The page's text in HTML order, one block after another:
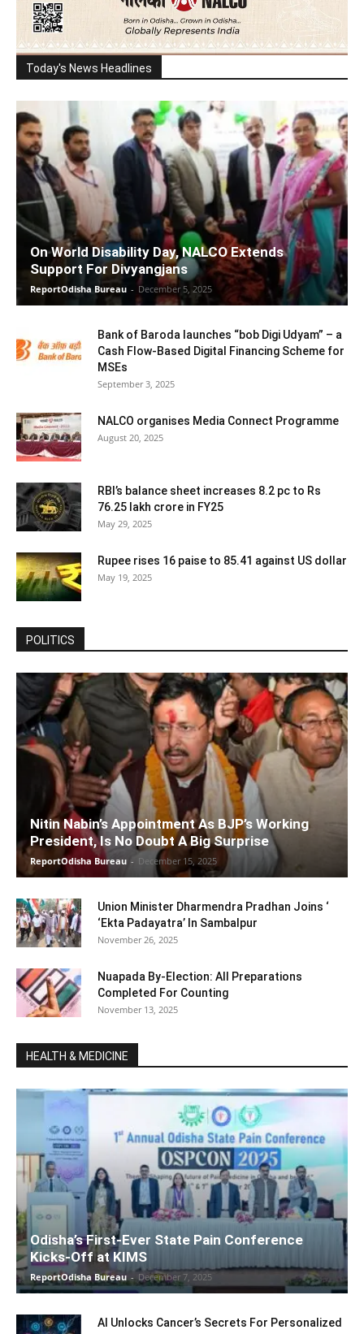
Today's News Headlines
On World Disability Day, NALCO Extends
Support For Divyangjans
ReportOdisha Bureau - December 5, 2025
Bank of Baroda launches “bob Digi Udyam” – a
Cash Flow-Based Digital Financing Scheme for
MSEs
September 3, 2025
NALCO organises Media Connect Programme
August 20, 2025
RBI’s balance sheet increases 8.2 pc to Rs
76.25 lakh crore in FY25
May 29, 2025
Rupee rises 16 paise to 85.41 against US dollar
May 19, 2025
POLITICS
Nitin Nabin’s Appointment As BJP’s Working
President, Is No Doubt A Big Surprise
ReportOdisha Bureau - December 15, 2025
Union Minister Dharmendra Pradhan Joins ‘
‘Ekta Padayatra’ In Sambalpur
November 26, 2025
Nuapada By-Election: All Preparations
Completed For Counting
November 13, 2025
HEALTH & MEDICINE
Odisha’s First-Ever State Pain Conference
Kicks-Off at KIMS
ReportOdisha Bureau - December 7, 2025
AI Unlocks Cancer’s Secrets For Personalized